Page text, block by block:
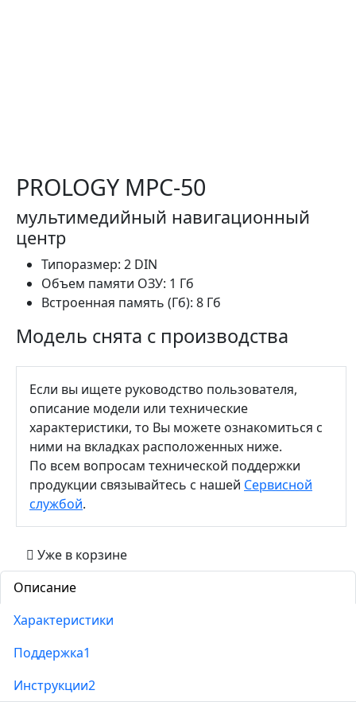
PROLOGY MPC-50
мультимедийный навигационный
центр
Типоразмер: 2 DIN
Объем памяти ОЗУ: 1 Гб
Встроенная память (Гб): 8 Гб
Модель снята с производства
Если вы ищете руководство пользователя,
описание модели или технические
характеристики, то Вы можете ознакомиться с
ними на вкладках расположенных ниже.
По всем вопросам технической поддержки
продукции связывайтесь с нашей Сервисной
службой.
Уже в корзине
Описание
Характеристики
Поддержка1
Инструкции2